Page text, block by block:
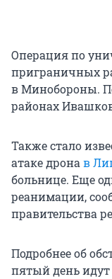
Операция по
приграничных
в Минобороны.
районах
Также стало
атаке дрона в
больнице. Еще
реанимации,
правительства
Подробнее об
пятый день